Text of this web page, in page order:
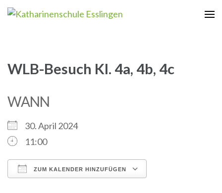
Zum
Inhalt
WLB-Besuch Kl. 4a, 4b, 4c
WANN
30. April 2024
11:00
ZUM KALENDER HINZUFÜGEN